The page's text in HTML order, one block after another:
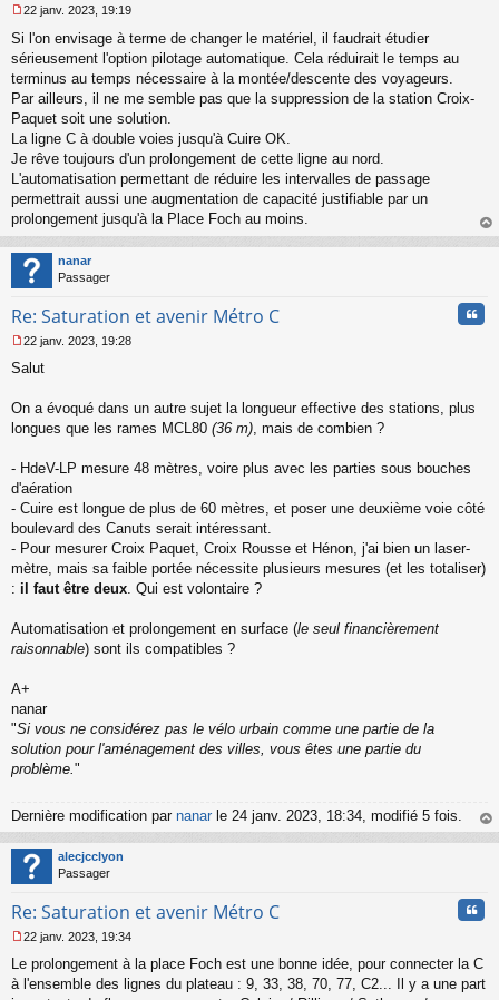
s
s
g
e
n
o
n
u
22 janv. 2023, 19:19
Si l'on envisage à terme de changer le matériel, il faudrait étudier
sérieusement l'option pilotage automatique. Cela réduirait le temps au
terminus au temps nécessaire à la montée/descente des voyageurs.
Par ailleurs, il ne me semble pas que la suppression de la station Croix-
Paquet soit une solution.
La ligne C à double voies jusqu'à Cuire OK.
Je rêve toujours d'un prolongement de cette ligne au nord.
L'automatisation permettant de réduire les intervalles de passage
permettrait aussi une augmentation de capacité justifiable par un
prolongement jusqu'à la Place Foch au moins.
au
nanar
Passager
Re: Saturation et avenir Métro C
e
s
g
n
o
n
u
22 janv. 2023, 19:28
Salut
On a évoqué dans un autre sujet la longueur effective des stations, plus
longues que les rames MCL80 (36 m) , mais de combien ?
- HdeV-LP mesure 48 mètres, voire plus avec les parties sous bouches
d'aération
- Cuire est longue de plus de 60 mètres, et poser une deuxième voie côté
boulevard des Canuts serait intéressant.
- Pour mesurer Croix Paquet, Croix Rousse et Hénon, j'ai bien un laser-
mètre, mais sa faible portée nécessite plusieurs mesures (et les totaliser)
: il faut être deux . Qui est volontaire ?
Automatisation et prolongement en surface (le seul financièrement
raisonnable) sont ils compatibles ?
A+
nanar
"Si vous ne considérez pas le vélo urbain comme une partie de la
solution pour l'aménagement des villes, vous êtes une partie du
problème. "
Dernière modification par nanar le 24 janv. 2023, 18:34, modifié 5 fois.
au
alecjcclyon
Passager
Re: Saturation et avenir Métro C
e
s
22 janv. 2023, 19:34
Le prolongement à la place Foch est une bonne idée, pour connecter la C
à l'ensemble des lignes du plateau : 9, 33, 38, 70, 77, C2... Il y a une part